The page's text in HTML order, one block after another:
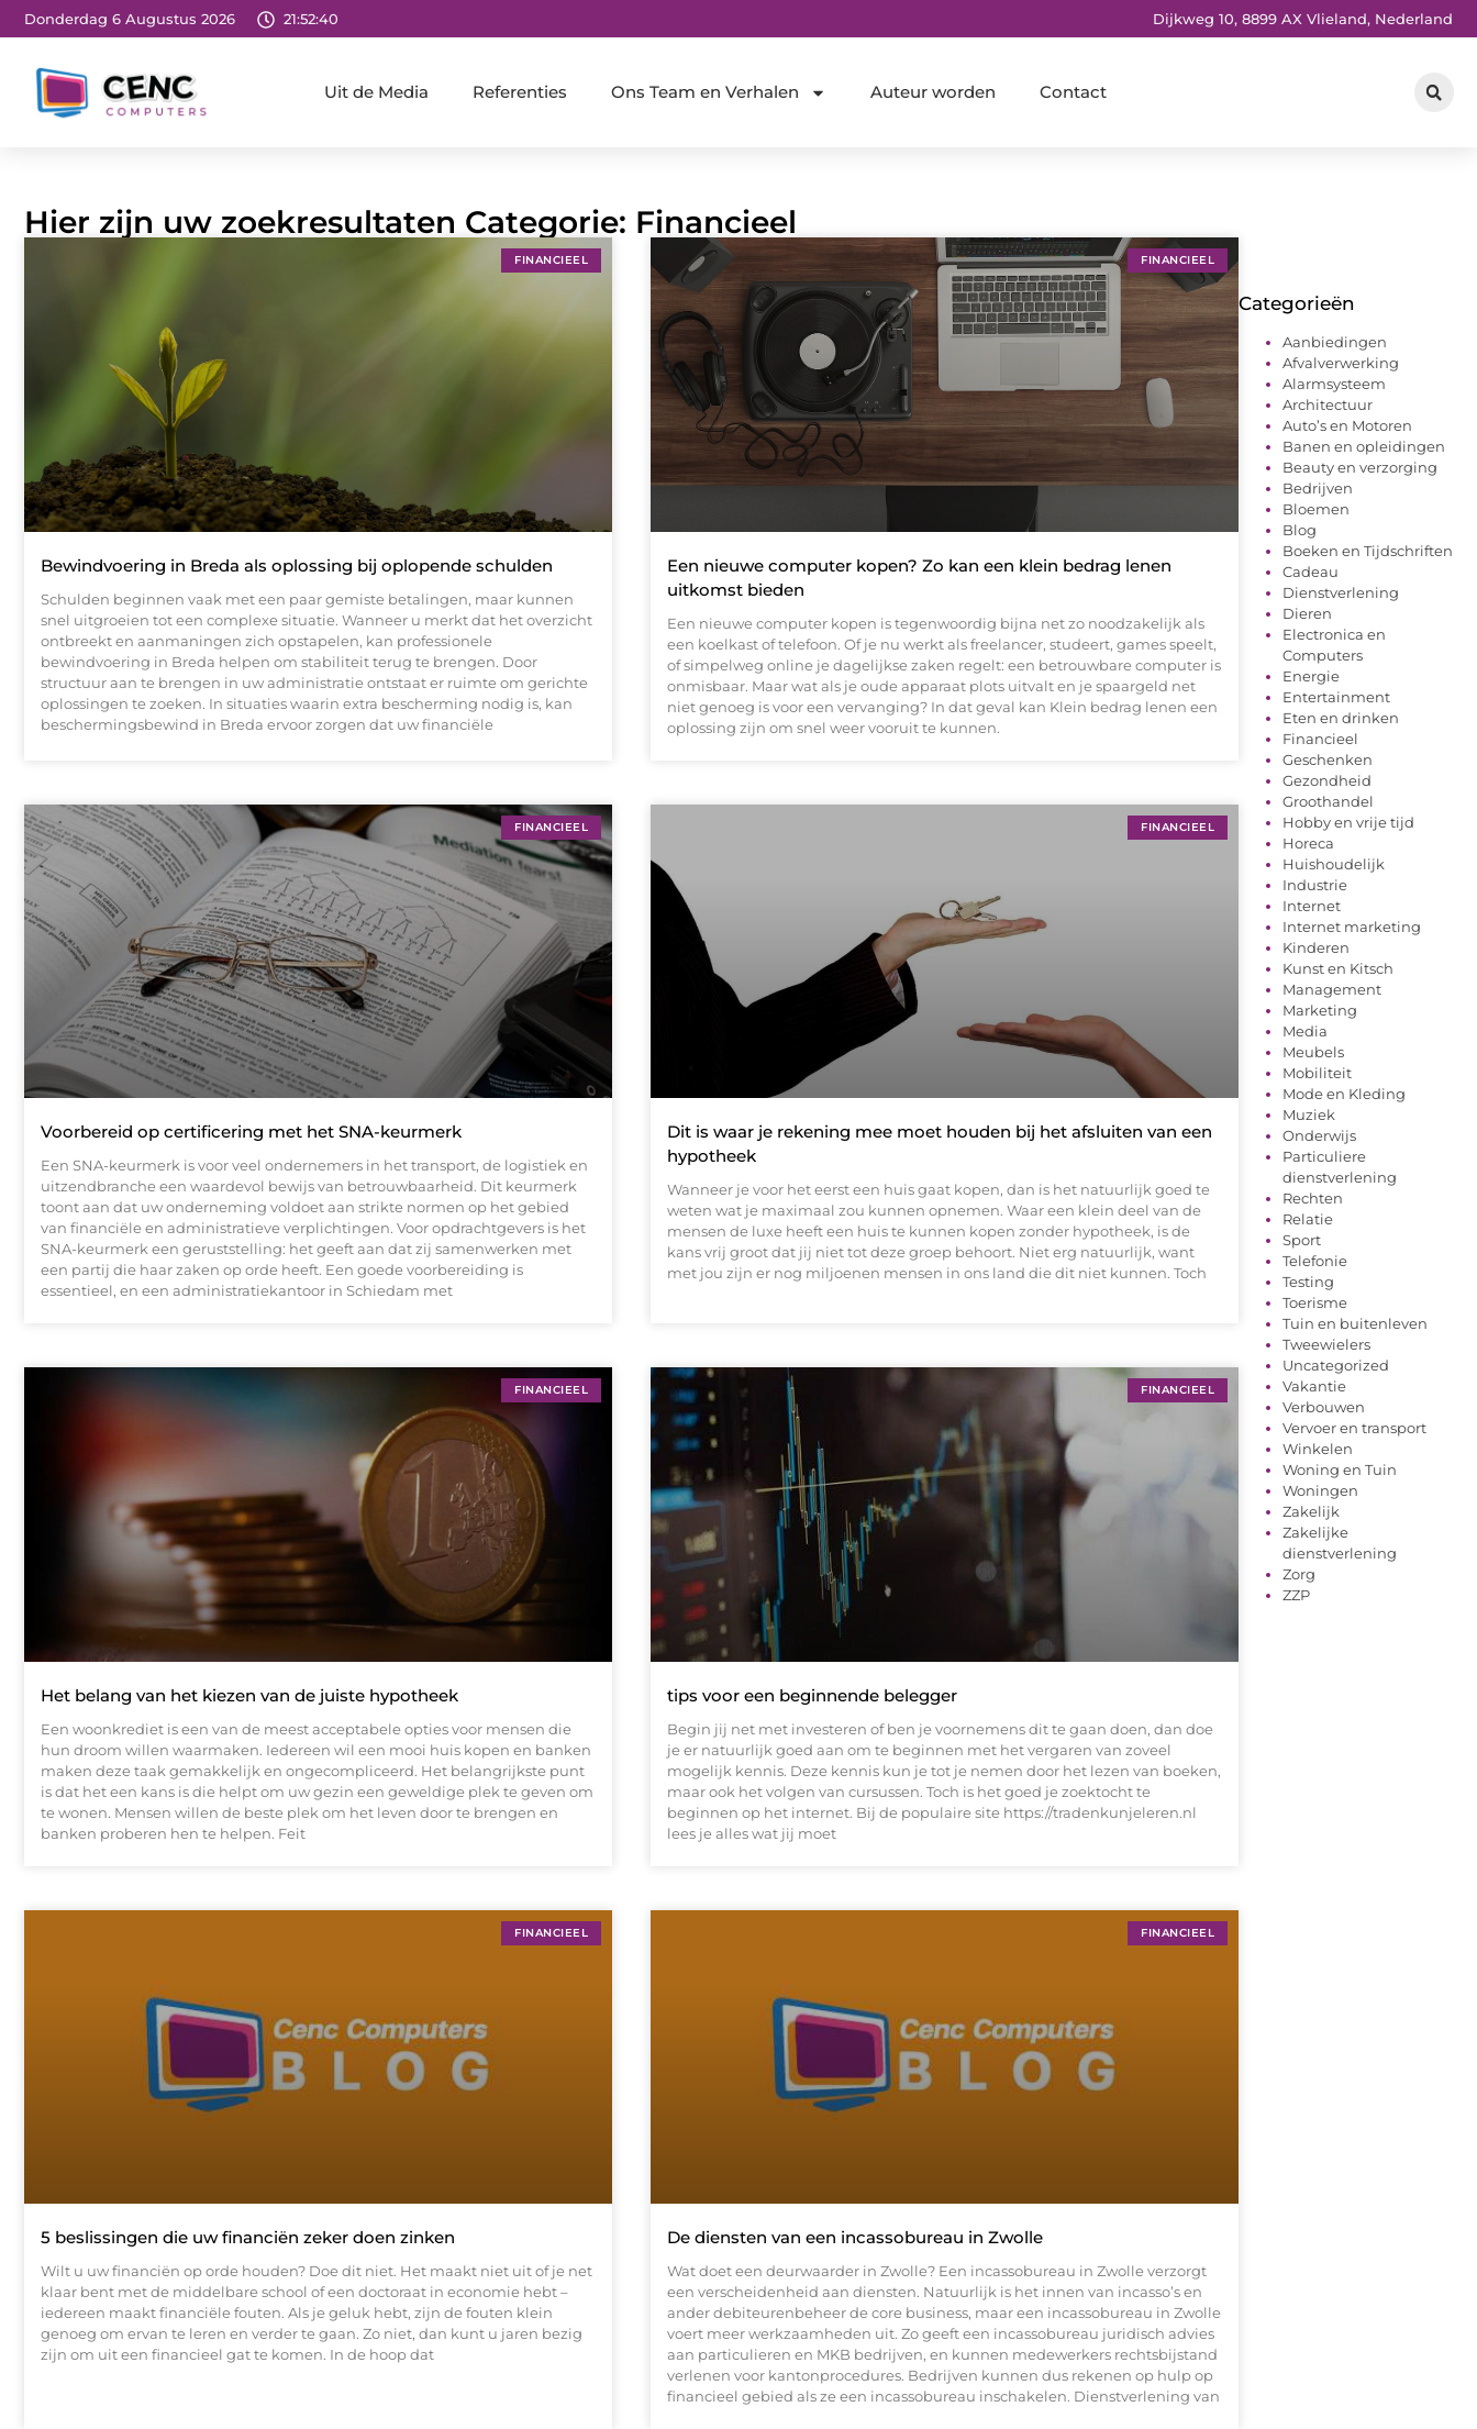
Donderdag 6 Augustus 2026 21:52:41 Dijkweg 10, 8899 AX Vlieland, Nederland
Uit de Media Referenties Ons Team en Verhalen Auteur worden Contact
Hier zijn uw zoekresultaten Categorie: Financieel
FINANCIEEL
Bewindvoering in Breda als oplossing bij oplopende schulden
Schulden beginnen vaak met een paar gemiste betalingen, maar kunnen
snel uitgroeien tot een complexe situatie. Wanneer u merkt dat het overzicht
ontbreekt en aanmaningen zich opstapelen, kan professionele
bewindvoering in Breda helpen om stabiliteit terug te brengen. Door
structuur aan te brengen in uw administratie ontstaat er ruimte om gerichte
oplossingen te zoeken. In situaties waarin extra bescherming nodig is, kan
beschermingsbewind in Breda ervoor zorgen dat uw financiële
FINANCIEEL
Een nieuwe computer kopen? Zo kan een klein bedrag lenen
uitkomst bieden
Een nieuwe computer kopen is tegenwoordig bijna net zo noodzakelijk als
een koelkast of telefoon. Of je nu werkt als freelancer, studeert, games speelt,
of simpelweg online je dagelijkse zaken regelt: een betrouwbare computer is
onmisbaar. Maar wat als je oude apparaat plots uitvalt en je spaargeld net
niet genoeg is voor een vervanging? In dat geval kan Klein bedrag lenen een
oplossing zijn om snel weer vooruit te kunnen.
FINANCIEEL
Voorbereid op certificering met het SNA-keurmerk
Een SNA-keurmerk is voor veel ondernemers in het transport, de logistiek en
uitzendbranche een waardevol bewijs van betrouwbaarheid. Dit keurmerk
toont aan dat uw onderneming voldoet aan strikte normen op het gebied
van financiële en administratieve verplichtingen. Voor opdrachtgevers is het
SNA-keurmerk een geruststelling: het geeft aan dat zij samenwerken met
een partij die haar zaken op orde heeft. Een goede voorbereiding is
essentieel, en een administratiekantoor in Schiedam met
FINANCIEEL
Dit is waar je rekening mee moet houden bij het afsluiten van een
hypotheek
Wanneer je voor het eerst een huis gaat kopen, dan is het natuurlijk goed te
weten wat je maximaal zou kunnen opnemen. Waar een klein deel van de
mensen de luxe heeft een huis te kunnen kopen zonder hypotheek, is de
kans vrij groot dat jij niet tot deze groep behoort. Niet erg natuurlijk, want
met jou zijn er nog miljoenen mensen in ons land die dit niet kunnen. Toch
FINANCIEEL
Het belang van het kiezen van de juiste hypotheek
Een woonkrediet is een van de meest acceptabele opties voor mensen die
hun droom willen waarmaken. Iedereen wil een mooi huis kopen en banken
maken deze taak gemakkelijk en ongecompliceerd. Het belangrijkste punt
is dat het een kans is die helpt om uw gezin een geweldige plek te geven om
te wonen. Mensen willen de beste plek om het leven door te brengen en
banken proberen hen te helpen. Feit
FINANCIEEL
tips voor een beginnende belegger
Begin jij net met investeren of ben je voornemens dit te gaan doen, dan doe
je er natuurlijk goed aan om te beginnen met het vergaren van zoveel
mogelijk kennis. Deze kennis kun je tot je nemen door het lezen van boeken,
maar ook het volgen van cursussen. Toch is het goed je zoektocht te
beginnen op het internet. Bij de populaire site https://tradenkunjeleren.nl
lees je alles wat jij moet
FINANCIEEL
5 beslissingen die uw financiën zeker doen zinken
Wilt u uw financiën op orde houden? Doe dit niet. Het maakt niet uit of je net
klaar bent met de middelbare school of een doctoraat in economie hebt –
iedereen maakt financiële fouten. Als je geluk hebt, zijn de fouten klein
genoeg om ervan te leren en verder te gaan. Zo niet, dan kunt u jaren bezig
zijn om uit een financieel gat te komen. In de hoop dat
FINANCIEEL
De diensten van een incassobureau in Zwolle
Wat doet een deurwaarder in Zwolle? Een incassobureau in Zwolle verzorgt
een verscheidenheid aan diensten. Natuurlijk is het innen van incasso’s en
ander debiteurenbeheer de core business, maar een incassobureau in Zwolle
voert meer werkzaamheden uit. Zo geeft een incassobureau juridisch advies
aan particulieren en MKB bedrijven, en kunnen medewerkers rechtsbijstand
verlenen voor kantonprocedures. Bedrijven kunnen dus rekenen op hulp op
financieel gebied als ze een incassobureau inschakelen. Dienstverlening van
Categorieën
Aanbiedingen
Afvalverwerking
Alarmsysteem
Architectuur
Auto’s en Motoren
Banen en opleidingen
Beauty en verzorging
Bedrijven
Bloemen
Blog
Boeken en Tijdschriften
Cadeau
Dienstverlening
Dieren
Electronica en
Computers
Energie
Entertainment
Eten en drinken
Financieel
Geschenken
Gezondheid
Groothandel
Hobby en vrije tijd
Horeca
Huishoudelijk
Industrie
Internet
Internet marketing
Kinderen
Kunst en Kitsch
Management
Marketing
Media
Meubels
Mobiliteit
Mode en Kleding
Muziek
Onderwijs
Particuliere
dienstverlening
Rechten
Relatie
Sport
Telefonie
Testing
Toerisme
Tuin en buitenleven
Tweewielers
Uncategorized
Vakantie
Verbouwen
Vervoer en transport
Winkelen
Woning en Tuin
Woningen
Zakelijk
Zakelijke
dienstverlening
Zorg
ZZP